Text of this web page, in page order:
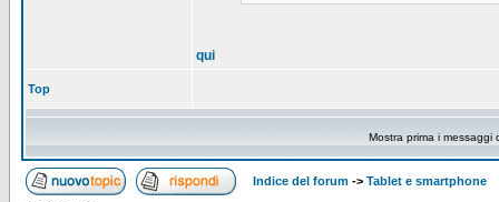
qui
Top
Mostra prima i messaggi
Indice del forum -> Tablet e smartphone